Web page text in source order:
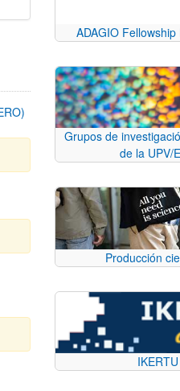
ADAGIO
Grupos de
de la UPV/
Producción
IKERTU